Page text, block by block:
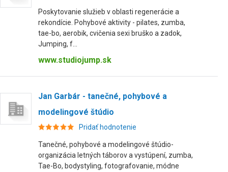
Poskytovanie služieb v oblasti regenerácie a
rekondície. Pohybové aktivity - pilates, zumba,
tae-bo, aerobik, cvičenia sexi bruško a zadok,
Jumping, f...
www.studiojump.sk
Jan Garbár - tanečné, pohybové a
modelingové štúdio
Pridať hodnotenie
Tanečné, pohybové a modelingové štúdio-
organizácia letných táborov a vystúpení, zumba,
Tae-Bo, bodystyling, fotografovanie, módne